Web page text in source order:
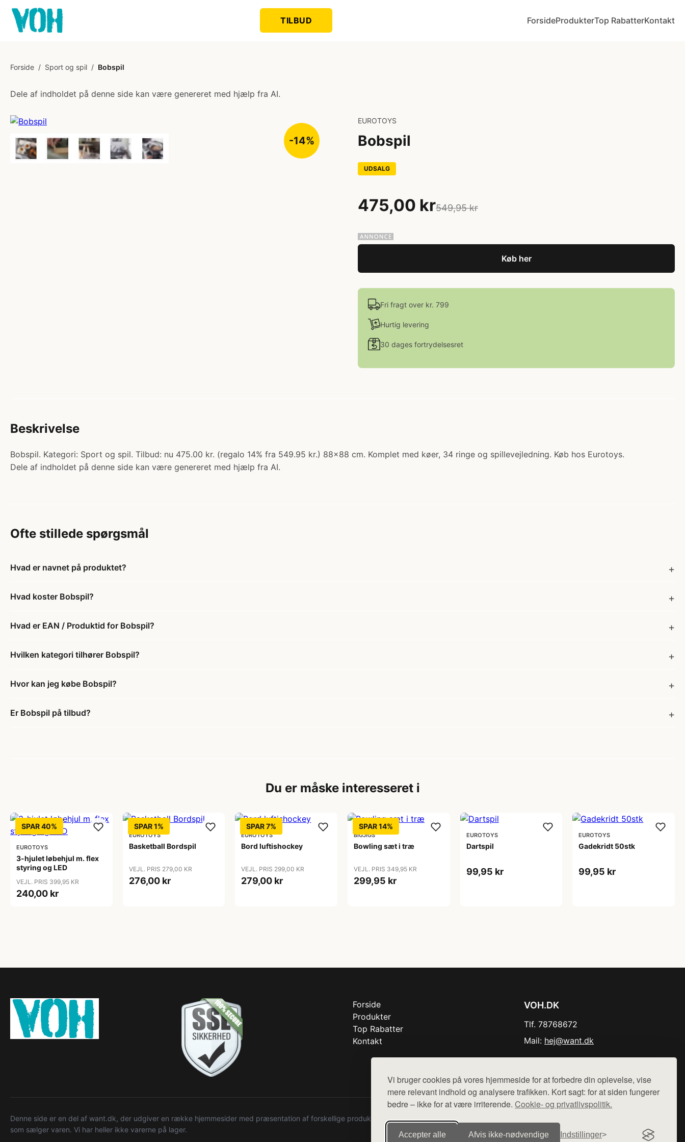
Vi bruger cookies på vores hjemmeside for at forbedre din oplevelse, vise
mere relevant indhold og analysere trafikken. Kort sagt: for at siden fungerer
bedre – ikke for at være irriterende. Cookie- og privatlivspolitik.
Accepter alle Afvis ikke‑nødvendige Indstillinger
TILBUD ForsideProdukterTop RabatterKontakt
Forside / Sport og spil / Bobspil
Dele af indholdet på denne side kan være genereret med hjælp fra AI.
-14%
EUROTOYS
Bobspil
UDSALG
475,00 kr549,95 kr
Køb her
Fri fragt over kr. 799
Hurtig levering
30 dages fortrydelsesret
Beskrivelse
Bobspil. Kategori: Sport og spil. Tilbud: nu 475.00 kr. (regalo 14% fra 549.95 kr.) 88x88 cm. Komplet med køer, 34 ringe og spillevejledning. Køb hos Eurotoys.
Dele af indholdet på denne side kan være genereret med hjælp fra AI.
Ofte stillede spørgsmål
Hvad er navnet på produktet?
Hvad koster Bobspil?
Hvad er EAN / Produktid for Bobspil?
Hvilken kategori tilhører Bobspil?
Hvor kan jeg købe Bobspil?
Er Bobspil på tilbud?
Du er måske interesseret i
SPAR 40%
EUROTOYS
3-hjulet løbehjul m. flex
styring og LED
VEJL. PRIS 399,95 KR
240,00 kr
SPAR 1%
EUROTOYS
Basketball Bordspil
VEJL. PRIS 279,00 KR
276,00 kr
SPAR 7%
EUROTOYS
Bord luftishockey
VEJL. PRIS 299,00 KR
279,00 kr
SPAR 14%
BIGJIGS
Bowling sæt i træ
VEJL. PRIS 349,95 KR
299,95 kr
EUROTOYS
Dartspil
99,95 kr
EUROTOYS
Gadekridt 50stk
99,95 kr
Forside
Produkter
Top Rabatter
Kontakt
VOH.DK
Tlf. 78768672
Mail: hej@want.dk
Denne side er en del af want.dk, der udgiver en række hjemmesider med præsentation af forskellige produkter fra diverse webshops. Der sælges ikke varer fra denne side - vi henviser til de shops,
som sælger varen. Vi har heller ikke varerne på lager.